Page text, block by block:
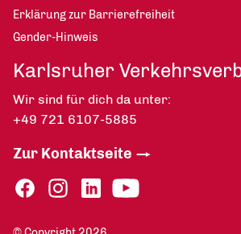
Erklärung zur Barrierefreiheit
Gender-Hinweis
Karlsruher
Wir sind für dich da unter:
+49 721 6107-5885
Zur Kontaktseite